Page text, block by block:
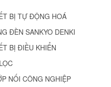
BỊ TỰ ĐỘNG HOÁ
ĐÈN SANKYO DENKI
BỊ ĐIỀU KHIỂN
NỐI CÔNG NGHIỆP